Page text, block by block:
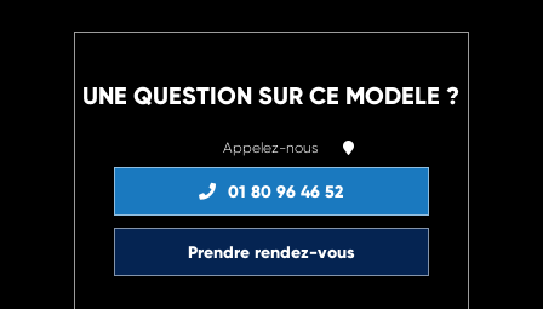
UNE QUESTION SUR CE MODELE ?
Appelez-nous
01 80 96 46 52
Prendre rendez-vous